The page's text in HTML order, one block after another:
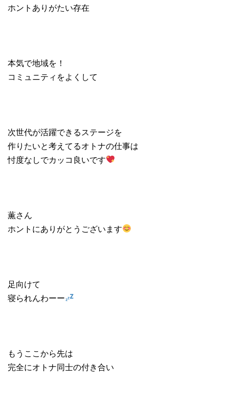
ホントありがたい存在
本気で地域を！
コミュニティをよくして
次世代が活躍できるステージを
作りたいと考えてるオトナの仕事は
忖度なしでカッコ良いです
薫さん
ホントにありがとうございます
足向けて
寝られんわーー
もうここから先は
完全にオトナ同士の付き合い